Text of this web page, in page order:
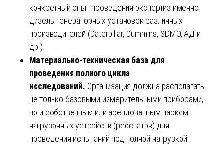
конкретный опыт проведения экспертиз именно
дизель-генераторных установок различных
производителей (Caterpillar, Cummins, SDMO, АД и
др.).
Материально-техническая база для
проведения полного цикла
исследований. Организация должна располагать
не только базовыми измерительными приборами,
но и собственным или арендованным парком
нагрузочных устройств (реостатов) для
проведения испытаний под полной нагрузкой .